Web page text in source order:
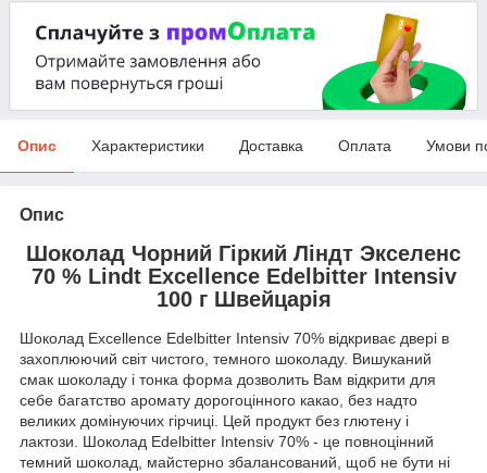
Опис Характеристики Доставка Оплата Умови
Опис
Шоколад Чорний Гіркий Ліндт Экселенс
70 % Lindt Excellence Edelbitter Intensiv
100 г Швейцарія
Шоколад Excellence Edelbitter Intensiv 70% відкриває двері в
захоплюючий світ чистого, темного шоколаду. Вишуканий
смак шоколаду і тонка форма дозволить Вам відкрити для
себе багатство аромату дорогоцінного какао, без надто
великих домінуючих гірчиці. Цей продукт без глютену і
лактози. Шоколад Edelbitter Intensiv 70% - це повноцінний
темний шоколад, майстерно збалансований, щоб не бути ні